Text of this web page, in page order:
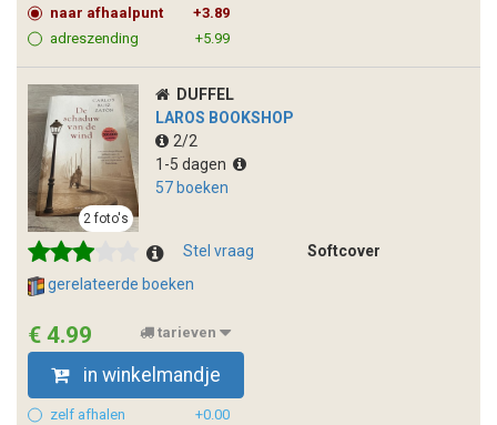
naar afhaalpunt
+3.89
adreszending
+5.99
DUFFEL
LAROS BOOKSHOP
2/2
1-5 dagen
57 boeken
2 foto's
Stel vraag
Softcover
gerelateerde boeken
€ 4.99 tarieven
in winkelmandje
zelf afhalen
+0.00